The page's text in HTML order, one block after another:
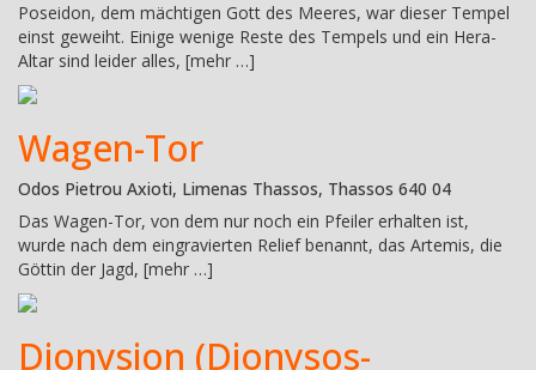
Poseidon, dem mächtigen Gott des Meeres, war dieser Tempel
einst geweiht. Einige wenige Reste des Tempels und ein Hera-
Altar sind leider alles, [mehr …]
Wagen-Tor
Odos Pietrou Axioti, Limenas Thassos, Thassos 640 04
Das Wagen-Tor, von dem nur noch ein Pfeiler erhalten ist,
wurde nach dem eingravierten Relief benannt, das Artemis, die
Göttin der Jagd, [mehr …]
Dionysion (Dionysos-